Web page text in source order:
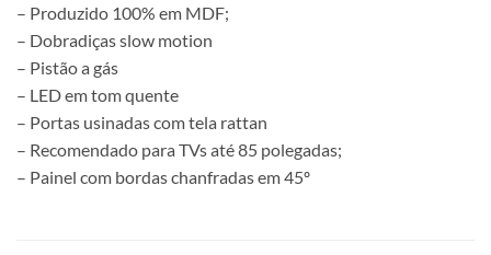
– Produzido 100% em MDF;
– Dobradiças slow motion
– Pistão a gás
– LED em tom quente
– Portas usinadas com tela rattan
– Recomendado para TVs até 85 polegadas;
– Painel com bordas chanfradas em 45º